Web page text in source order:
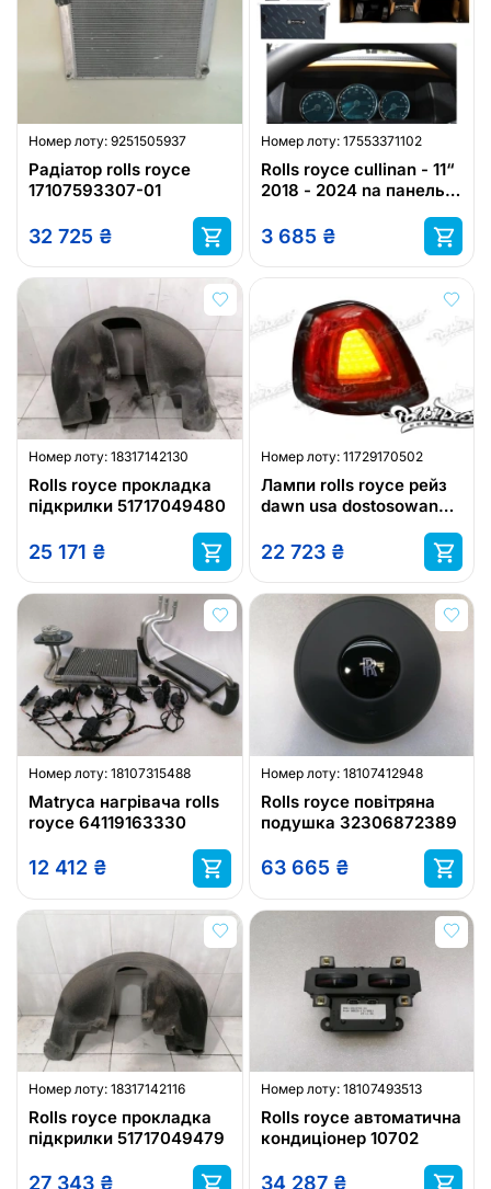
Номер лоту: 9251505937
Радіатор rolls royce
17107593307-01
32 725 ₴
Номер лоту: 17553371102
Rolls royce cullinan - 11“
2018 - 2024 na панель
3 685 ₴
Номер лоту: 18317142130
Rolls royce прокладка
підкрилки 51717049480
25 171 ₴
Номер лоту: 11729170502
Лампи rolls royce рейз
dawn usa dostosowane
22 723 ₴
Номер лоту: 18107315488
Matryca нагрівача rolls
royce 64119163330
12 412 ₴
Номер лоту: 18107412948
Rolls royce повітряна
подушка 32306872389
63 665 ₴
Номер лоту: 18317142116
Rolls royce прокладка
підкрилки 51717049479
27 343 ₴
Номер лоту: 18107493513
Rolls royce автоматична
кондиціонер 10702
34 287 ₴